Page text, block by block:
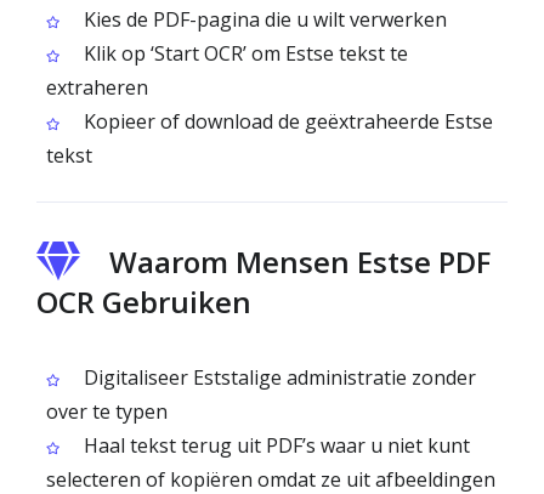
Kies de PDF-pagina die u wilt verwerken
Klik op ‘Start OCR’ om Estse tekst te
extraheren
Kopieer of download de geëxtraheerde Estse
tekst
Waarom Mensen Estse PDF
OCR Gebruiken
Digitaliseer Eststalige administratie zonder
over te typen
Haal tekst terug uit PDF’s waar u niet kunt
selecteren of kopiëren omdat ze uit afbeeldingen